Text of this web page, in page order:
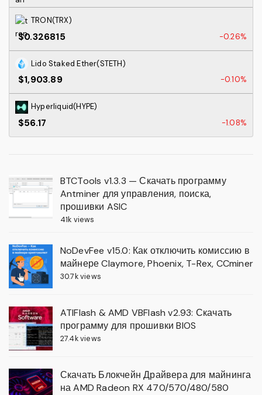
TRON(TRX)
$0.326815 -0.26%
Lido Staked Ether(STETH)
$1,903.89 -0.10%
Hyperliquid(HYPE)
$56.17 -1.08%
BTCTools v1.3.3 — Скачать программу
Antminer для управления, поиска,
прошивки ASIC
41k views
NoDevFee v15.0: Как отключить комиссию в
майнере Claymore, Phoenix, T-Rex, CCminer
30.7k views
ATIFlash & AMD VBFlash v2.93: Скачать
программу для прошивки BIOS
27.4k views
Скачать Блокчейн Драйвера для майнинга
на AMD Radeon RX 470/570/480/580